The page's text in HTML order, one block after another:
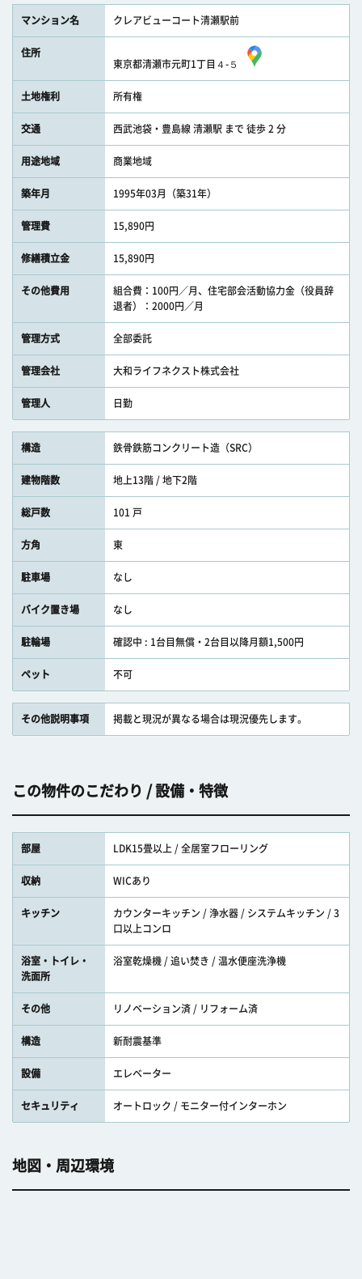
マンション名 クレアビューコート清瀬駅前
住所
東京都清瀬市元町1丁目４-５
土地権利 所有権
交通 西武池袋・豊島線 清瀬駅 まで 徒歩 2 分
用途地域 商業地域
築年月 1995年03月（築31年）
管理費 15,890円
修繕積立金 15,890円
その他費用
組合費：100円／月、住宅部会活動協力金（役員辞
退者）：2000円／月
管理方式 全部委託
管理会社 大和ライフネクスト株式会社
管理人 日勤
構造 鉄骨鉄筋コンクリート造（SRC）
建物階数 地上13階 / 地下2階
総戸数 101 戸
方角 東
駐車場 なし
バイク置き場 なし
駐輪場 確認中 : 1台目無償・2台目以降月額1,500円
ペット 不可
その他説明事項 掲載と現況が異なる場合は現況優先します。
この物件のこだわり / 設備・特徴
部屋 LDK15畳以上 / 全居室フローリング
収納 WICあり
キッチン
カウンターキッチン / 浄水器 / システムキッチン / 3
口以上コンロ
浴室・トイレ・
洗面所
浴室乾燥機 / 追い焚き / 温水便座洗浄機
その他 リノベーション済 / リフォーム済
構造 新耐震基準
設備 エレベーター
セキュリティ オートロック / モニター付インターホン
地図・周辺環境